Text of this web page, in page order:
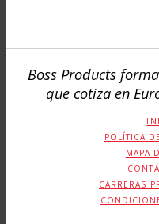
Boss Products
que cotiza en
POLÍTICA
MAPA
CARRERAS